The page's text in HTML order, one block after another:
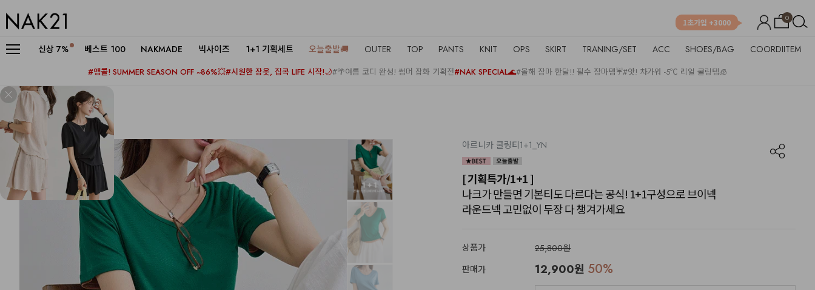
0
1초가입 +3000
신상 7% 베스트 100 NAKMADE 빅사이즈 1+1 기획세트 오늘출발🚚 OUTER TOP PANTS KNIT OPS SKIRT TRANING/SET ACC SHOES/BAG COORDIITEM
#앵콜! SUMMER SEASON OFF ~86%💥#시원한 잠옷, 집콕 LIFE 시작!🌙#🌴여름 코디 완성! 썸머 잡화 기획전#NAK SPECIAL🌊#올해 장마 한달!! 필수 장마템☔#앗! 차가워 -5℃ 리얼 쿨링템🧊
아르니카 쿨링티1+1_YN
[ 기획특가/1+1 ]
나크가 만들면 기본티도 다르다는 공식! 1+1구성으로 브이넥
라운드넥 고민없이 두장 다 챙겨가세요
상품가
25,800원
판매가
12,900원 50%